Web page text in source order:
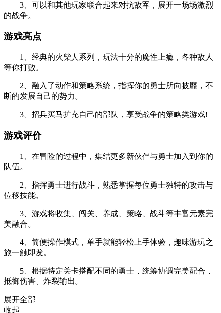
3、可以和其他玩家联合起来对抗敌军，展开一场场激烈
的战争。
游戏亮点
1、经典的火柴人系列，玩法十分的魔性上瘾，各种敌人
等你打败。
2、融入了动作和策略系统，指挥你的勇士所向披靡，不
断的发展自己的势力。
3、招兵买马扩充自己的部队，享受战争的策略类游戏!
游戏评价
1、在冒险的过程中，集结更多新伙伴与勇士加入到你的
队伍。
2、指挥勇士进行战斗，熟悉掌握每位勇士独特的攻击与
位移技能。
3、游戏将收集、闯关、养成、策略、战斗等丰富元素完
美融合。
4、简便操作模式，单手就能轻松上手体验，趣味游玩之
旅一触即发。
5、根据特定关卡搭配不同的勇士，统筹协调完美配合，
抵御伤害、炸裂输出。
展开全部
收起